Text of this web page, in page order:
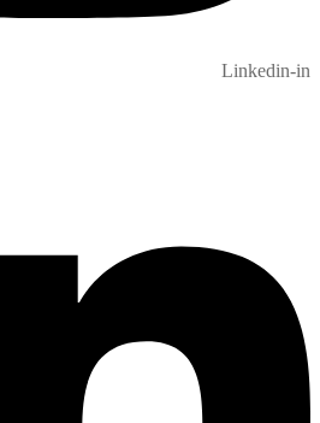
Linkedin-in